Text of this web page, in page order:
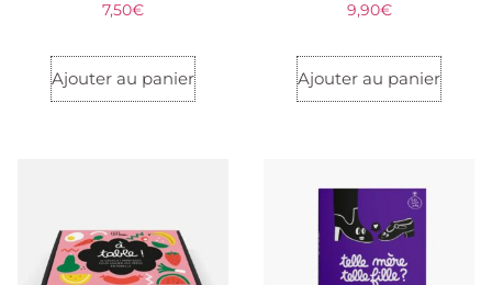
7,50€
Ajouter au panier
9,90€
Ajouter au panier